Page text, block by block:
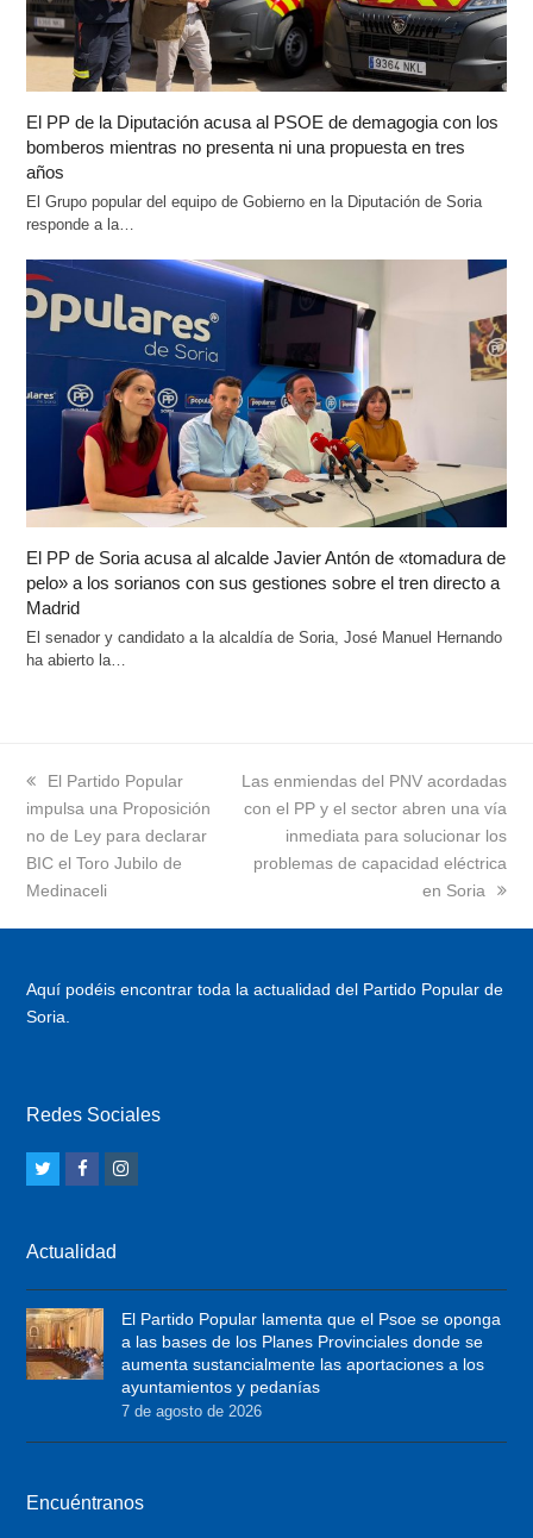
El PP de la Diputación acusa al PSOE de demagogia con los
bomberos mientras no presenta ni una propuesta en tres
años
El Grupo popular del equipo de Gobierno en la Diputación de Soria
responde a la…
El PP de Soria acusa al alcalde Javier Antón de «tomadura de
pelo» a los sorianos con sus gestiones sobre el tren directo a
Madrid
El senador y candidato a la alcaldía de Soria, José Manuel Hernando
ha abierto la…
previous
post:
El Partido Popular
impulsa una Proposición
no de Ley para declarar
BIC el Toro Jubilo de
Medinaceli
next
post:
Las enmiendas del PNV acordadas
con el PP y el sector abren una vía
inmediata para solucionar los
problemas de capacidad eléctrica
en Soria
Aquí podéis encontrar toda la actualidad del Partido Popular de
Soria.
Redes Sociales
t
t
e
r
F
e
b
o
a
g
r
a
Actualidad
El Partido Popular lamenta que el Psoe se oponga
a las bases de los Planes Provinciales donde se
aumenta sustancialmente las aportaciones a los
ayuntamientos y pedanías
7 de agosto de 2026
Encuéntranos